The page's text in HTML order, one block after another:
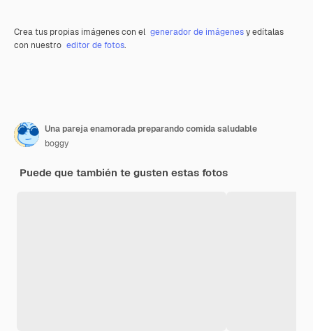
Crea tus propias imágenes con el generador de imágenesy edítalas
con nuestro editor de fotos.
Una pareja enamorada preparando comida saludable
boggy
Puede que también te gusten estas fotos